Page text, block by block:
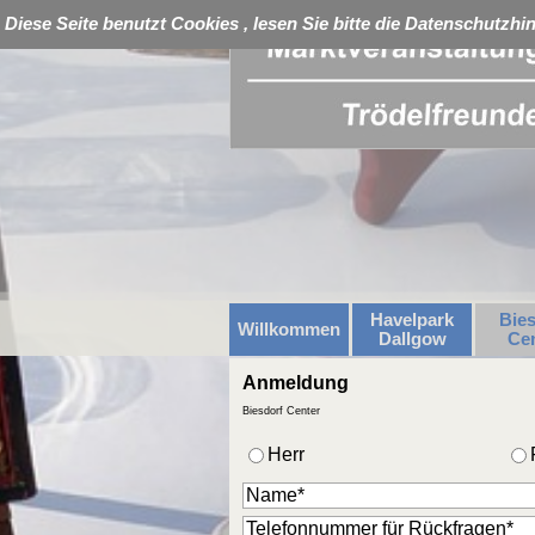
Diese Seite benutzt Cookies , lesen Sie bitte die
Willkommen
Havelpark
Dallgow
Anmeldung
Biesdorf Center
Herr